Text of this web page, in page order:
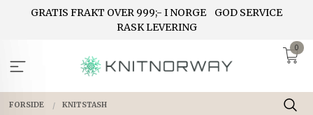
GRATIS FRAKT OVER 999;- I NORGE
GOD SERVICE
RASK LEVERING
0
FORSIDE KNITSTASH